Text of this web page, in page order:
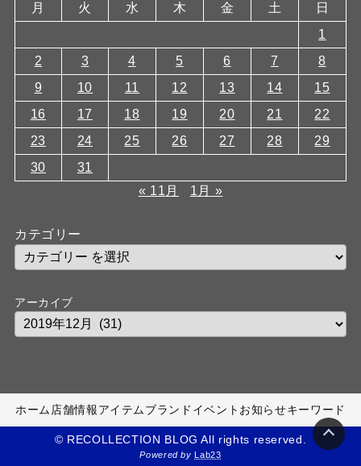
月
火 水 木 金 土
日
1
2
3 4 5 6 7
8
9
10 11 12 13 14
15
16
17 18 19 20 21
22
23
24 25 26 27 28
29
30
31
« 11月
1月 »
カテゴリー
アーカイブ
ホーム 店舗情報アイテムブランド イベント お知らせキーワード
© RECOLLECTION BLOG All rights reserved.
Powered byLab23